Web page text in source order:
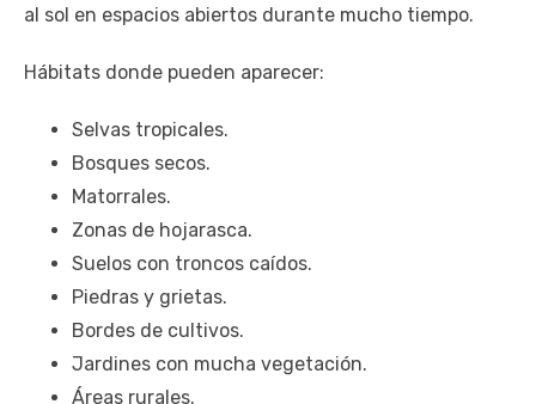
al sol en espacios abiertos durante mucho tiempo.
Hábitats donde pueden aparecer:
Selvas tropicales.
Bosques secos.
Matorrales.
Zonas de hojarasca.
Suelos con troncos caídos.
Piedras y grietas.
Bordes de cultivos.
Jardines con mucha vegetación.
Áreas rurales.